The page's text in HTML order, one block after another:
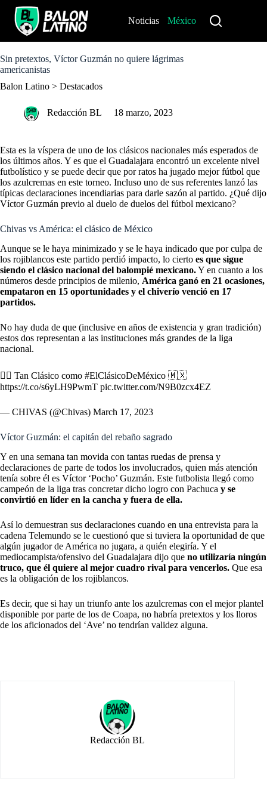
o
c
n
Noticias México
Sin pretextos, Víctor Guzmán no quiere lágrimas
americanistas
Balon Latino > Destacados
Redacción BL 18 marzo, 2023
Esta es la víspera de uno de los clásicos nacionales más esperados de
los últimos años. Y es que el Guadalajara encontró un excelente nivel
futbolístico y se puede decir que por ratos ha jugado mejor fútbol que
los azulcremas en este torneo. Incluso uno de sus referentes lanzó las
típicas declaraciones incendiarias para darle sazón al partido. ¿Qué dijo
Víctor Guzmán previo al duelo de duelos del fútbol mexicano?
Chivas vs América: el clásico de México
Aunque se le haya minimizado y se le haya indicado que por culpa de
los rojiblancos este partido perdió impacto, lo cierto es que sigue
siendo el clásico nacional del balompié mexicano.Y en cuanto a los
números desde principios de milenio, América ganó en 21 ocasiones,
empataron en 15 oportunidades y el chiverío venció en 17
partidos.
No hay duda de que (inclusive en años de existencia y gran tradición)
estos dos representan a las instituciones más grandes de la liga
nacional.
🤷‍♂️ Tan Clásico como #ElClásicoDeMéxico 🇲🇽
https://t.co/s6yLH9PwmT pic.twitter.com/N9B0zcx4EZ
— CHIVAS (@Chivas) March 17, 2023
Víctor Guzmán: el capitán del rebaño sagrado
Y en una semana tan movida con tantas ruedas de prensa y
declaraciones de parte de todos los involucrados, quien más atención
tenía sobre él es Víctor ‘Pocho’ Guzmán. Este futbolista llegó como
campeón de la liga tras concretar dicho logro con Pachuca y se
convirtió en líder en la cancha y fuera de ella.
Así lo demuestran sus declaraciones cuando en una entrevista para la
cadena Telemundo se le cuestionó que si tuviera la oportunidad de que
algún jugador de América no jugara, a quién elegiría. Y el
mediocampista/ofensivo del Guadalajara dijo que no utilizaría ningún
truco, que él quiere al mejor cuadro rival para vencerlos. Que esa
es la obligación de los rojiblancos.
Es decir, que si hay un triunfo ante los azulcremas con el mejor plantel
disponible por parte de los de Coapa, no habría pretextos y los lloros
de los aficionados del ‘Ave’ no tendrían validez alguna.
Redacción BL